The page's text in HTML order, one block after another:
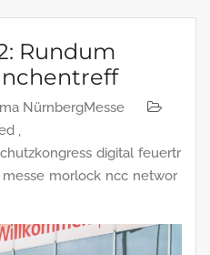
Rundum
NürnbergMesse
,
digital feuertr
messe morlock ncc networ